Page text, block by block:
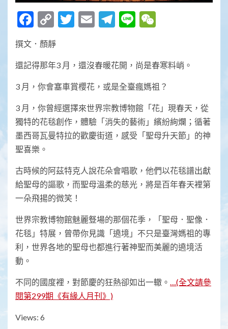
Facebook
Copy
Link
Twitter
EmailTelegram
Line
撰文．顏靜
還記得那年3 月，還沒春暖花開，尚是春寒料峭。
3 月，你會塞車賞櫻花，或是全臺瘋媽祖？
3 月，你曾經選擇來世界宗教博物館「花」現春天，從
獨特的花毯創作，體驗「消失的藝術」繽紛絢爛；循著
墨西哥瓦曼特拉的歡慶街道，感受「聖母升天節」的神
聖喜樂。
古時候的阿茲特克人說花朵會唱歌，他們以花毯譜出獻
給聖母的謳歌，而聖母溫柔的慈光，將是百年春天裡第
一朵飛揚的微笑！
世界宗教博物館魅麗豋場的那個花季，「聖母．聖像．
花毯」特展，曾帶你見識「遶境」不只是臺灣媽祖的專
利，世界各地的聖母也都進行著神聖而美麗的遶境活
動。
不同的國度裡，對節慶的狂熱卻如出一轍。 …(全文請參
閱第299期《有緣人月刊》)
Views: 6